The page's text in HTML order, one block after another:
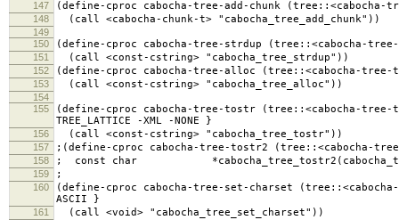
147 (define-cproc cabocha-tree-add-chunk (tree::<cabocha-
148 (call <cabocha-chunk-t> "cabocha_tree_add_chunk"))
149
150
(define-cproc cabocha-tree-strdup (tree::<cabocha-
151 (call <const-cstring> "cabocha_tree_strdup"))
152 (define-cproc cabocha-tree-alloc (tree::<cabocha-
153 (call <const-cstring> "cabocha_tree_alloc"))
154
155
(define-cproc cabocha-tree-tostr (tree::<cabocha-tree-t>
TREE_LATTICE -XML -NONE }
156 (call <const-cstring> "cabocha_tree_tostr"))
157 ;(define-cproc cabocha-tree-tostr2 (tree::<cabocha-
158 ; const char
159 ; char *str,
160
(define-cproc cabocha-tree-set-charset
ASCII }
161 (call <void> "cabocha_tree_set_charset"))